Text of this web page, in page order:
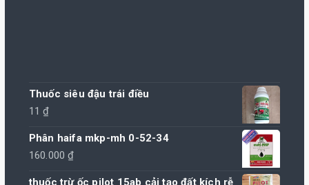
Thuốc siêu đậu trái điều
11₫
Phân haifa mkp-mh 0-52-34
160.000₫
thuốc trừ ốc pilot 15ab cải tạo đất kích rễ